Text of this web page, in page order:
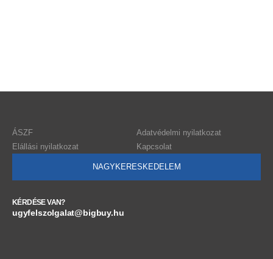
ÁSZF
Adatvédelmi nyilatkozat
Elállási nyilatkozat
Kapcsolat
NAGYKERESKEDELEM
KÉRDÉSE VAN?
ugyfelszolgalat@bigbuy.hu